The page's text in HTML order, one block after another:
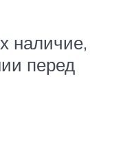
наличие,
перед